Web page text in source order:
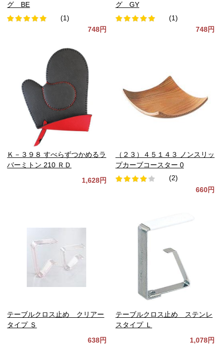
グ BE
(1)
748円
グ GY
(1)
748円
Ｋ－３９８ すべらずつかめるラ
バーミトン 210 ＲＤ
1,628円
（２３）４５１４３ ノンスリッ
プカーブコースター 0
(2)
660円
テーブルクロス止め クリアー
タイプ Ｓ
638円
テーブルクロス止め ステンレ
スタイプ Ｌ
1,078円